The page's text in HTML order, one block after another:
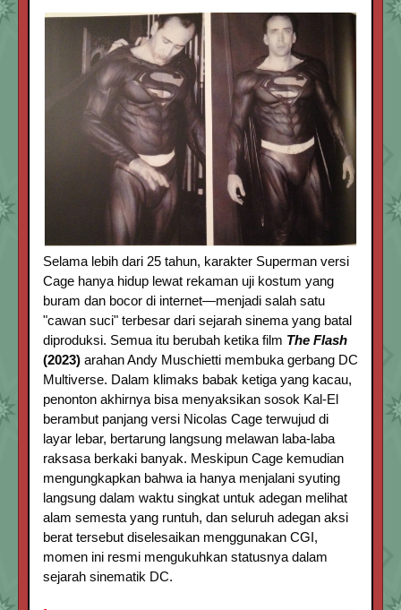
Selama lebih dari 25 tahun, karakter Superman versi
Cage hanya hidup lewat rekaman uji kostum yang
buram dan bocor di internet—menjadi salah satu
"cawan suci" terbesar dari sejarah sinema yang batal
diproduksi. Semua itu berubah ketika film The Flash
(2023) arahan Andy Muschietti membuka gerbang DC
Multiverse. Dalam klimaks babak ketiga yang kacau,
penonton akhirnya bisa menyaksikan sosok Kal-El
berambut panjang versi Nicolas Cage terwujud di
layar lebar, bertarung langsung melawan laba-laba
raksasa berkaki banyak. Meskipun Cage kemudian
mengungkapkan bahwa ia hanya menjalani syuting
langsung dalam waktu singkat untuk adegan melihat
alam semesta yang runtuh, dan seluruh adegan aksi
berat tersebut diselesaikan menggunakan CGI,
momen ini resmi mengukuhkan statusnya dalam
sejarah sinematik DC.